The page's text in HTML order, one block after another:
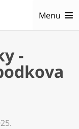
Menu
-